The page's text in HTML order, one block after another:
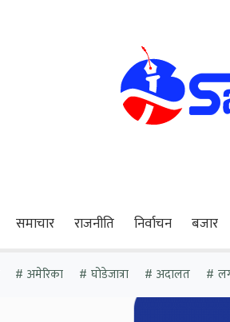
समाचार राजनीति निर्वाचन बजार
अमेरिका घोडेजात्रा अदालत